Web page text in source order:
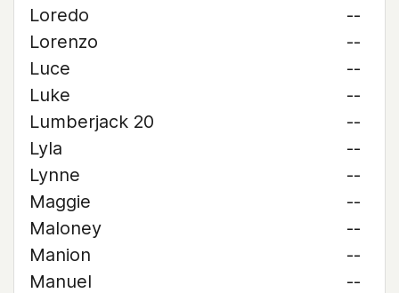
Loredo
--
Lorenzo
--
Luce
--
Luke
--
Lumberjack 20
--
Lyla
--
Lynne
--
Maggie
--
Maloney
--
Manion
--
Manuel
--